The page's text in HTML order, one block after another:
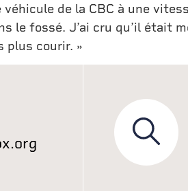
de la CBC à une
le fossé. J’ai cru qu’il était
plus courir. »